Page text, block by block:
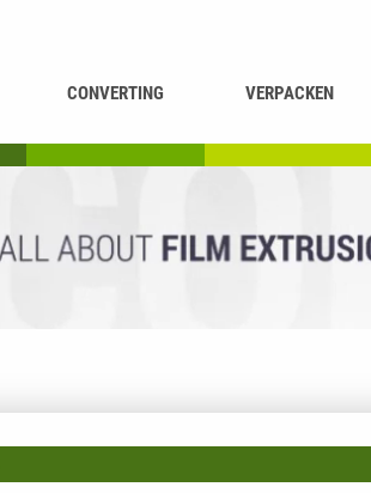
CONVERTING VERPACKEN